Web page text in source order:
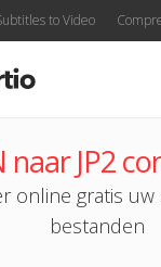
to Video
naar JP2
online gratis
bestanden